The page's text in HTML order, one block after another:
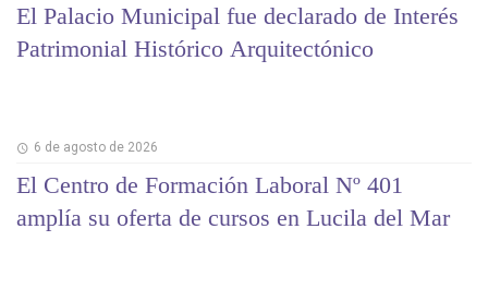
El Palacio Municipal fue declarado de Interés
Patrimonial Histórico Arquitectónico
6 de agosto de 2026
El Centro de Formación Laboral Nº 401
amplía su oferta de cursos en Lucila del Mar